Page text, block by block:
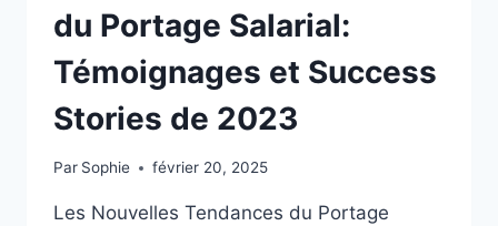
STORIES
INSPIRANTES
du Portage Salarial:
Témoignages et Success
Stories de 2023
Par Sophie février 20, 2025
Les Nouvelles Tendances du Portage